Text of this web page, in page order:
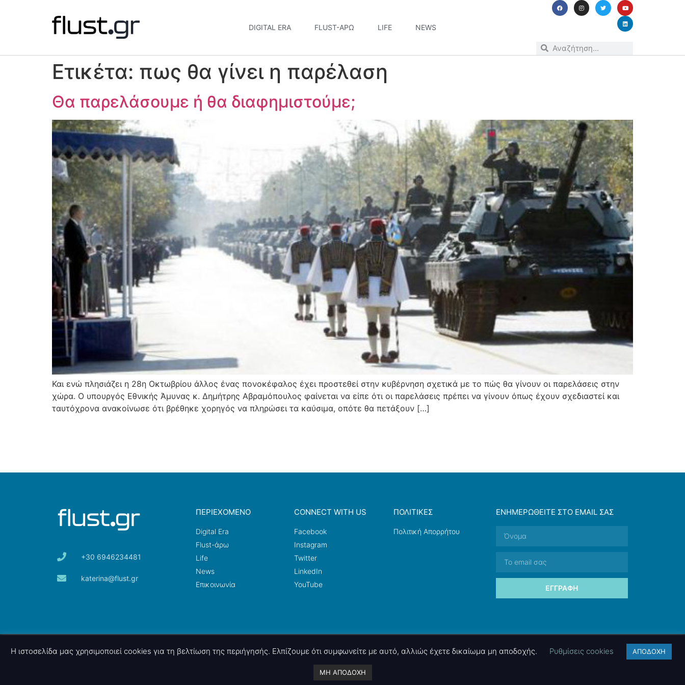
DIGITAL ERA FLUST-ΆΡΩ LIFE NEWS
Ετικέτα: πως θα γίνει η παρέλαση
Θα παρελάσουμε ή θα διαφημιστούμε;
Και ενώ πλησιάζει η 28η Οκτωβρίου άλλος ένας πονοκέφαλος έχει προστεθεί στην κυβέρνηση σχετικά με το πώς θα γίνουν οι παρελάσεις στην
χώρα. Ο υπουργός Εθνικής Άμυνας κ. Δημήτρης Αβραμόπουλος φαίνεται να είπε ότι οι παρελάσεις πρέπει να γίνουν όπως έχουν σχεδιαστεί και
ταυτόχρονα ανακοίνωσε ότι βρέθηκε χορηγός να πληρώσει τα καύσιμα, οπότε θα πετάξουν […]
+30 6946234481
katerina@flust.gr
ΠΕΡΙΕΧΟΜΕΝΟ
Digital Era
Flust-άρω
Life
News
Επικοινωνία
CONNECT WITH US
Facebook
Instagram
Twitter
LinkedIn
YouTube
ΠΟΛΙΤΙΚΕΣ
Πολιτική Απορρήτου
ΕΝΗΜΕΡΩΘΕΊΤΕ ΣΤΟ EMAIL ΣΑΣ
ΕΓΓΡΑΦΉ
© 2026 nettings, ltd. All rights reserved.
nettings, ltd . Powered by
Η ιστοσελίδα μας χρησιμοποιεί cookies για τη βελτίωση της περιήγησής. Ελπίζουμε ότι συμφωνείτε με αυτό, αλλιώς έχετε δικαίωμα μη αποδοχής. Ρυθμίσεις cookies ΑΠΟΔΟΧΗ
ΜΗ ΑΠΟΔΟΧΗ